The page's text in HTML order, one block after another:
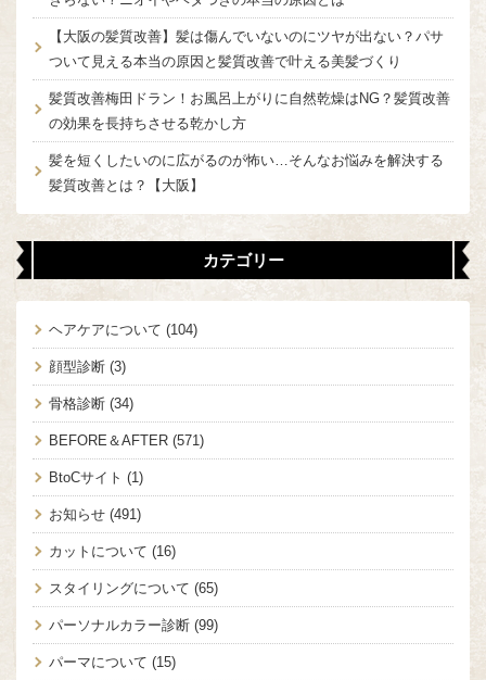
【大阪の髪質改善】髪は傷んでいないのにツヤが出ない？パサ
ついて見える本当の原因と髪質改善で叶える美髪づくり
髪質改善梅田ドラン！お風呂上がりに自然乾燥はNG？髪質改善
の効果を長持ちさせる乾かし方
髪を短くしたいのに広がるのが怖い…そんなお悩みを解決する
髪質改善とは？【大阪】
カテゴリー
ヘアケアについて (104)
顔型診断 (3)
骨格診断 (34)
BEFORE＆AFTER (571)
BtoCサイト (1)
お知らせ (491)
カットについて (16)
スタイリングについて (65)
パーソナルカラー診断 (99)
パーマについて (15)